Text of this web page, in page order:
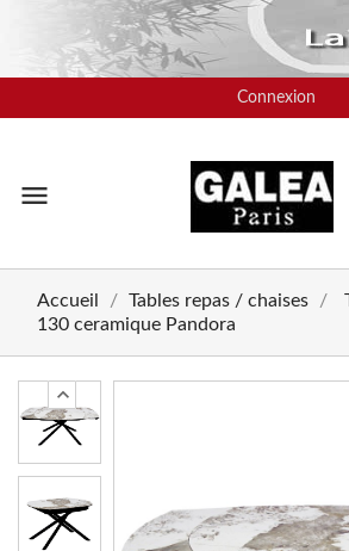
Connexion
menu
Accueil Tables repas / chaises
130 ceramique Pandora
chevron_left